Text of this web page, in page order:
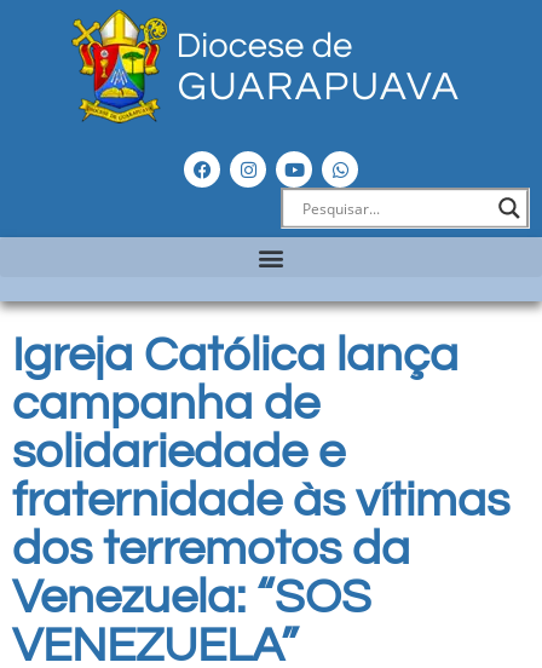
Igreja Católica lança
campanha de
solidariedade e
fraternidade às vítimas
dos terremotos da
Venezuela: “SOS
VENEZUELA”